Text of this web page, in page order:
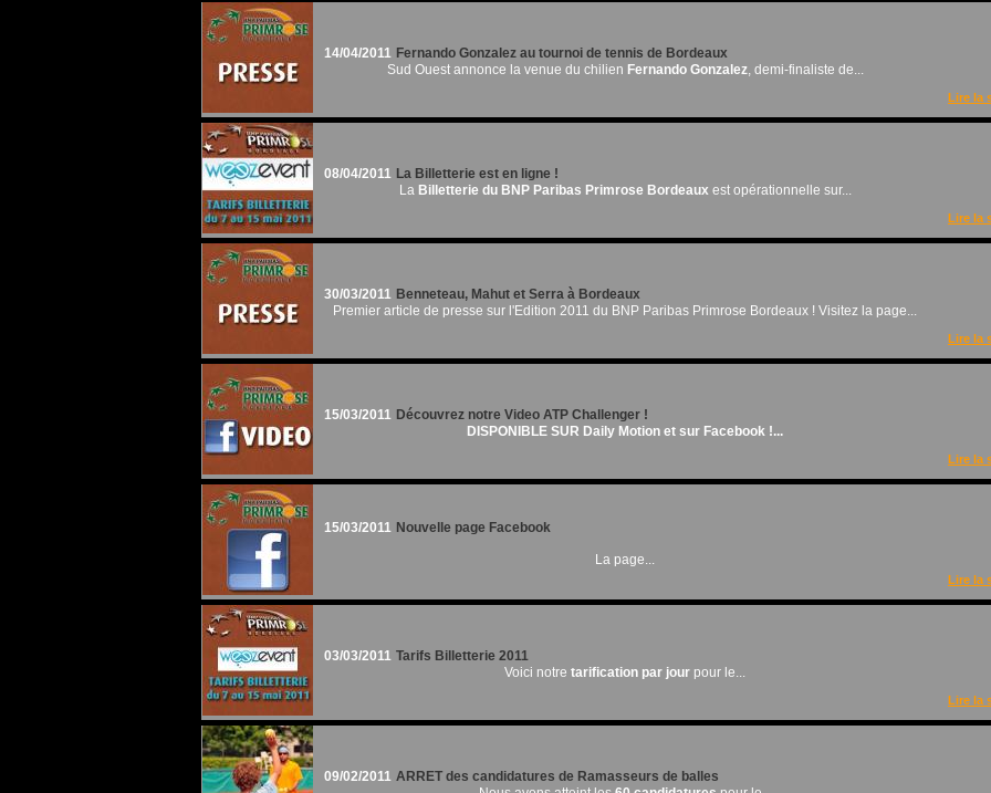
14/04/2011 Fernando Gonzalez au tournoi de tennis de Bordeaux
Sud Ouest annonce la venue du chilien Fernando Gonzalez, demi-finaliste de...
Lire la
08/04/2011 La Billetterie est en ligne !
La Billetterie du BNP Paribas Primrose Bordeauxest opérationnelle sur...
Lire la
30/03/2011 Benneteau, Mahut et Serra à Bordeaux
Premier article de presse sur l'Edition 2011 du BNP Paribas Primrose Bordeaux ! Visitez la page...
Lire la
15/03/2011 Découvrez notre Video ATP Challenger !
DISPONIBLE SUR Daily Motion et sur Facebook !...
Lire la
15/03/2011 Nouvelle page Facebook
La page...
Lire la
03/03/2011 Tarifs Billetterie 2011
Voici notre tarification par jour pour le...
Lire la
09/02/2011 ARRET des candidatures de Ramasseurs de balles